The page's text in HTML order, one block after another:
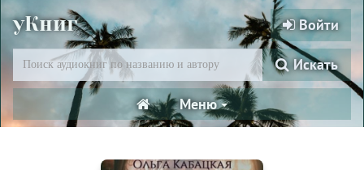
уКниг Войти
Искать
Меню